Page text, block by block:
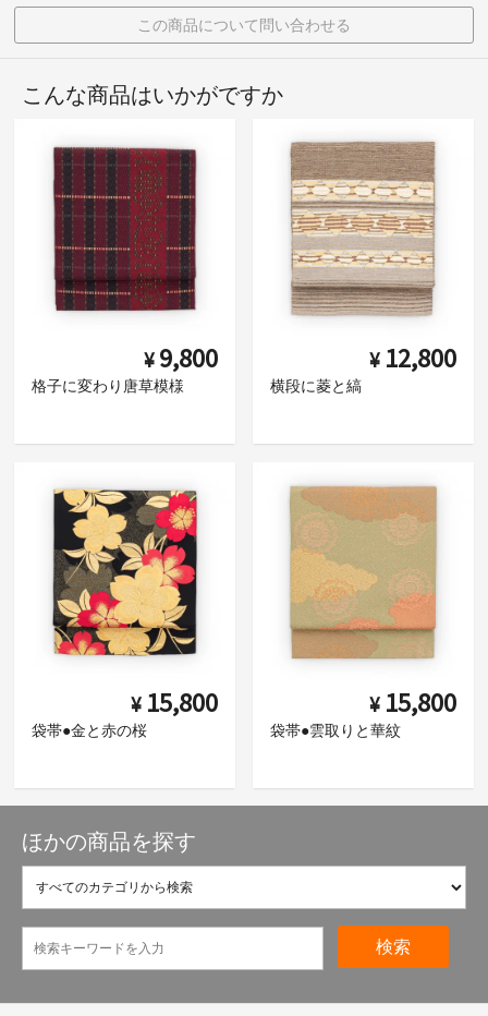
この商品について問い合わせる
こんな商品はいかがですか
¥ 9,800
格子に変わり唐草模様
¥ 12,800
横段に菱と縞
¥ 15,800
袋帯●金と赤の桜
¥ 15,800
袋帯●雲取りと華紋
ほかの商品を探す
検索